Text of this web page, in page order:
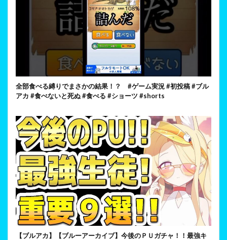
全部食べる縛りでまさかの結果！？ #ゲーム実況 #初投稿 #ブル
アカ #食べないと死ぬ #食べる #ショーツ #shorts
【ブルアカ】【ブルーアーカイブ】今後のＰＵガチャ！！最強キ